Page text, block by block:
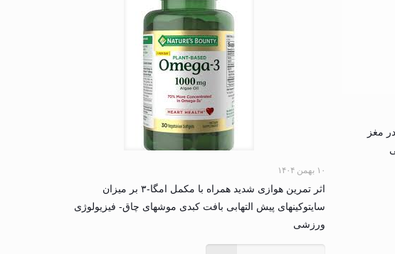
اثر تمرین هوازی و تزریق آدنوزین بر بیان ژن HIF-1α در مغز
۱۰ بهمن ۱۴۰۴
اثر تمرین هوازی شدید همراه با مکمل امگا-۳ بر میزان
سایتوکینهای پیش التهابی بافت کبدی موشهای چاق- فیزیولوژی
ورزشی